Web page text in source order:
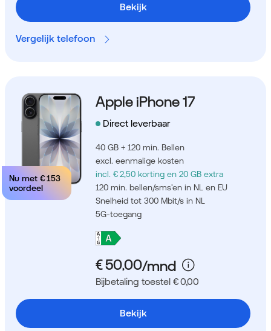
Bekijk
Vergelijk telefoon
Nu met € 153
voordeel
Apple iPhone 17
Direct leverbaar
40 GB + 120 min. Bellen
excl. eenmalige kosten
incl. € 2,50 korting en 20 GB extra
120 min. bellen/sms'en in NL en EU
Snelheid tot 300 Mbit/s in NL
5G-toegang
Bijbetaling toestel € 0,00
Bekijk